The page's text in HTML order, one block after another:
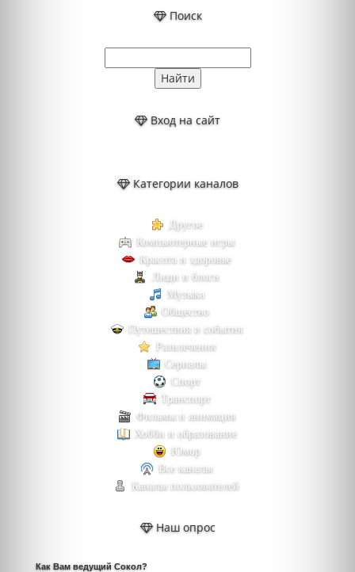
Поиск
Вход на сайт
Категории каналов
Другое
Компьютерные игры
Красота и здоровье
Люди и блоги
Музыка
Общество
Путешествия и события
Развлечения
Сериалы
Спорт
Транспорт
Фильмы и анимация
Хобби и образование
Юмор
Все каналы
Каналы пользователей
Наш опрос
Как Вам ведущий Сокол?